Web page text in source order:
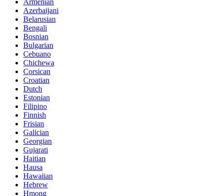
Armenian
Azerbaijani
Belarusian
Bengali
Bosnian
Bulgarian
Cebuano
Chichewa
Corsican
Croatian
Dutch
Estonian
Filipino
Finnish
Frisian
Galician
Georgian
Gujarati
Haitian
Hausa
Hawaiian
Hebrew
Hmong